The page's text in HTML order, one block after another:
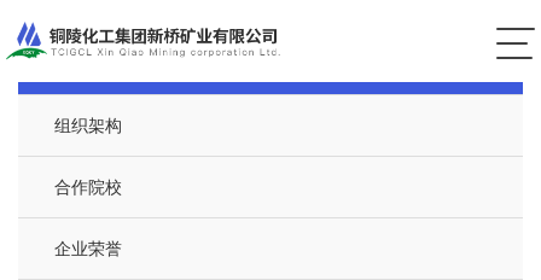
组织架构
合作院校
企业荣誉